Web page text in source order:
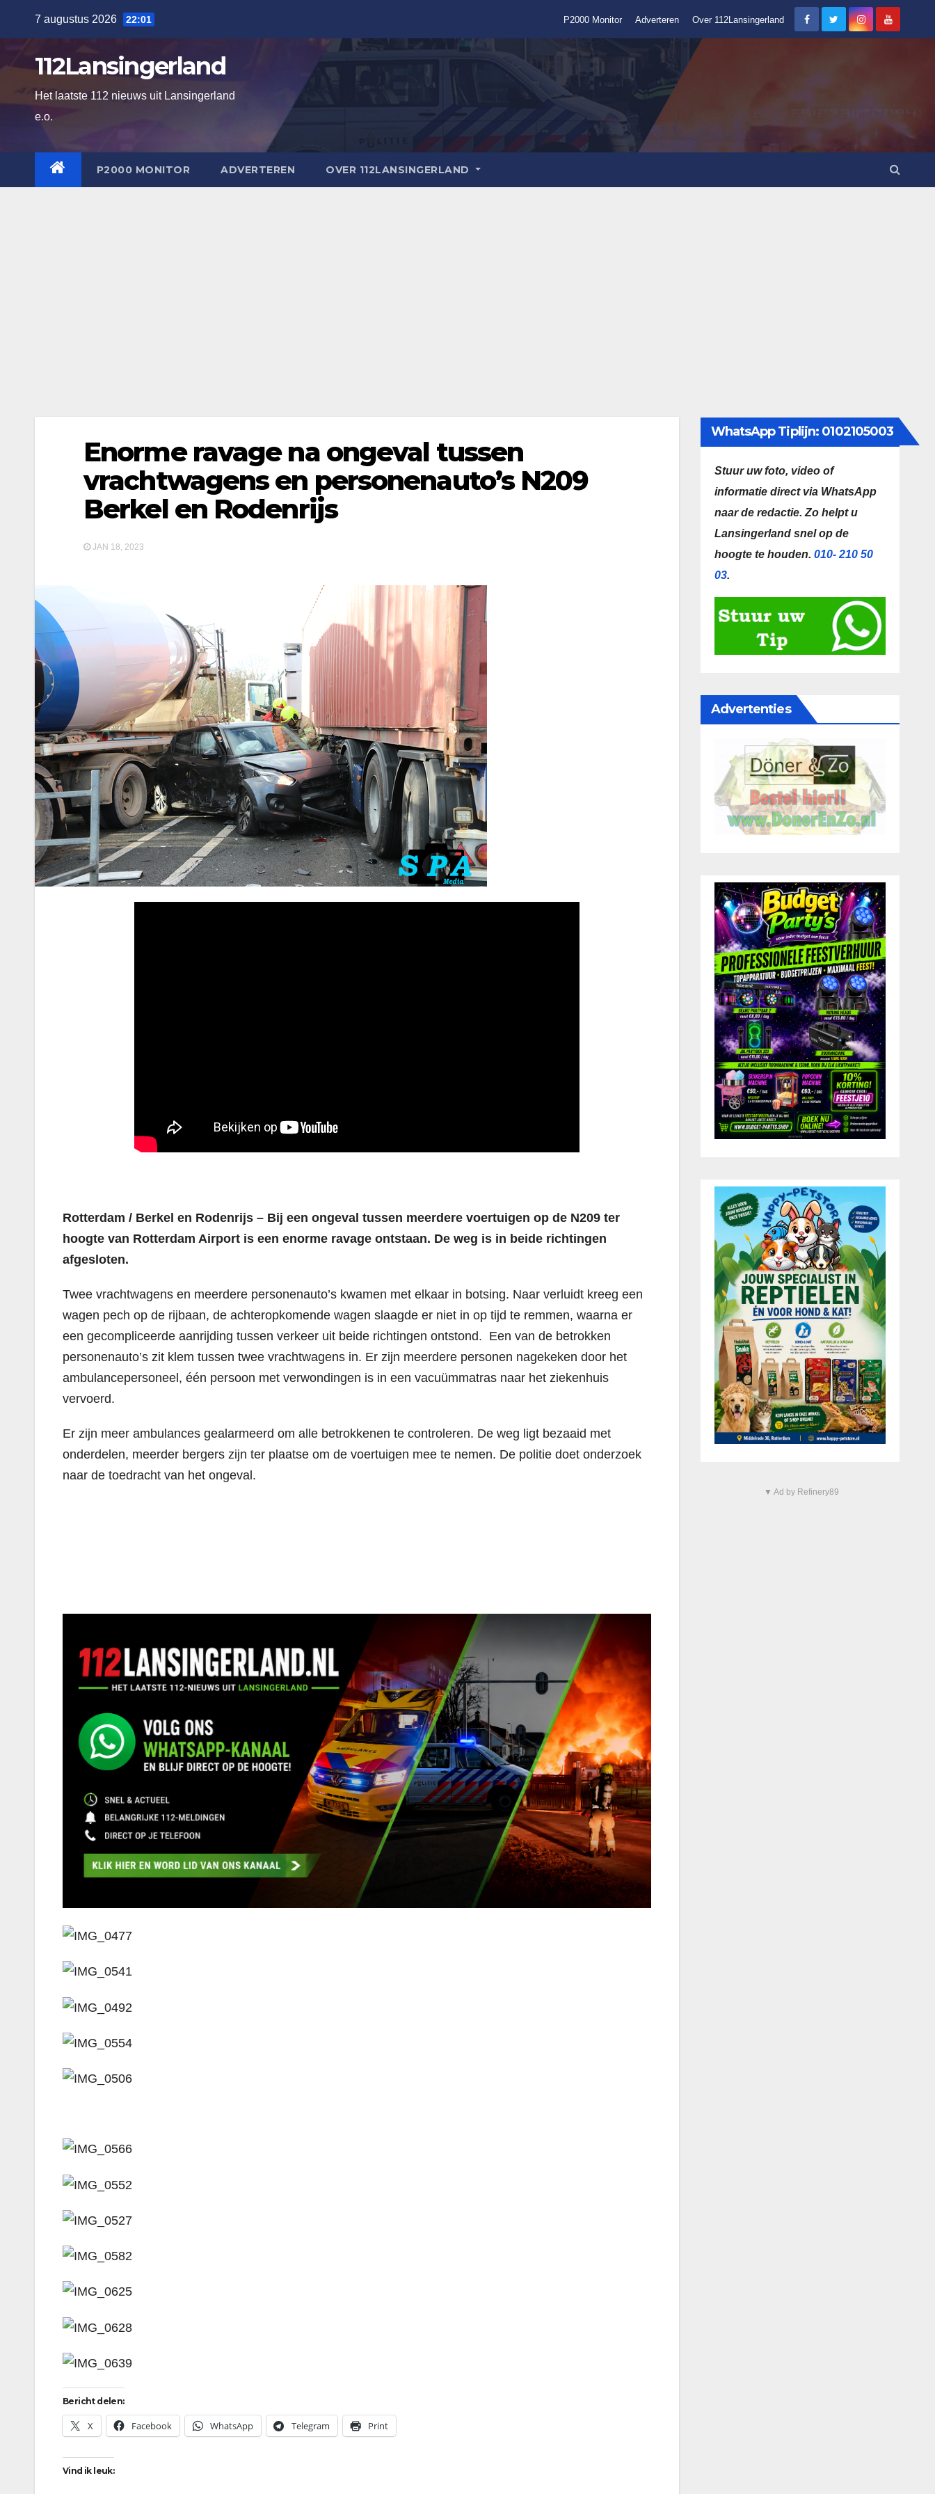
inhoud
7 augustus 2026 22:01 P2000 Monitor Adverteren Over 112Lansingerland
112Lansingerland
Het laatste 112 nieuws uit Lansingerland
e.o.
P2000 MONITOR ADVERTEREN OVER 112LANSINGERLAND
Enorme ravage na ongeval tussen
vrachtwagens en personenauto’s N209
Berkel en Rodenrijs
JAN 18, 2023
Rotterdam / Berkel en Rodenrijs – Bij een ongeval tussen meerdere voertuigen op de N209 ter
hoogte van Rotterdam Airport is een enorme ravage ontstaan. De weg is in beide richtingen
afgesloten.
Twee vrachtwagens en meerdere personenauto’s kwamen met elkaar in botsing. Naar verluidt kreeg een
wagen pech op de rijbaan, de achteropkomende wagen slaagde er niet in op tijd te remmen, waarna er
een gecompliceerde aanrijding tussen verkeer uit beide richtingen ontstond. Een van de betrokken
personenauto’s zit klem tussen twee vrachtwagens in. Er zijn meerdere personen nagekeken door het
ambulancepersoneel, één persoon met verwondingen is in een vacuümmatras naar het ziekenhuis
vervoerd.
Er zijn meer ambulances gealarmeerd om alle betrokkenen te controleren. De weg ligt bezaaid met
onderdelen, meerder bergers zijn ter plaatse om de voertuigen mee te nemen. De politie doet onderzoek
naar de toedracht van het ongeval.
Bericht delen:
X Facebook WhatsApp Telegram Print
Vind ik leuk:
WhatsApp Tiplijn: 0102105003
Stuur uw foto, video of
informatie direct via WhatsApp
naar de redactie. Zo helpt u
Lansingerland snel op de
hoogte te houden. 010- 210 50
03.
Advertenties
▼ Ad by Refinery89